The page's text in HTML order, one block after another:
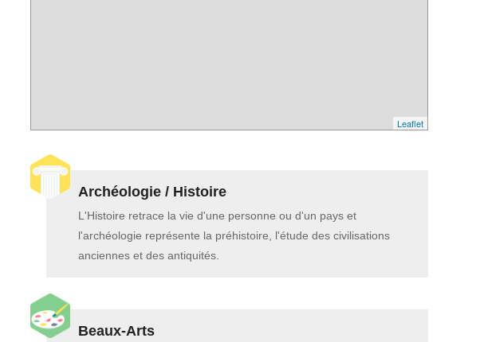
Leaflet
Archéologie / Histoire
L'Histoire retrace la vie d'une personne ou d'un pays et
l'archéologie représente la préhistoire, l'étude des civilisations
anciennes et des antiquités.
Beaux-Arts